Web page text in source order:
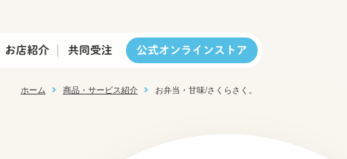
お店紹介 共同受注 公式オンラインストア
ホーム 商品・サービス紹介 お弁当・甘味/さくらさく。